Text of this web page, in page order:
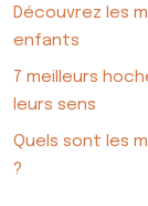
Découvrez les
enfants
7 meilleurs
leurs sens
Quels sont les
?